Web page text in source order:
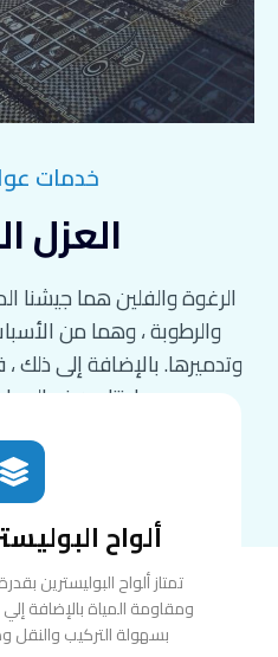
خدمات
العزل
الرغوة والفلين هما جيشنا
والرطوبة ، وهما من
وتدميرها. بالإضافة إلى ذلك
لإنتاج هذه
ألواح
تمتاز ألواح البوليسترين
ومقاومة المياة بالإضافة
بسهولة التركيب والنقل